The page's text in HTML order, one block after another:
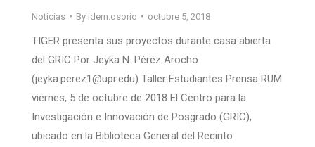
Noticias By idem.osorio octubre 5, 2018
TIGER presenta sus proyectos durante casa abierta
del GRIC Por Jeyka N. Pérez Arocho
(jeyka.perez1@upr.edu) Taller Estudiantes Prensa RUM
viernes, 5 de octubre de 2018 El Centro para la
Investigación e Innovación de Posgrado (GRIC),
ubicado en la Biblioteca General del Recinto